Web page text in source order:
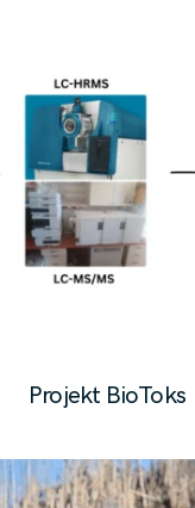
Projekt BioToks